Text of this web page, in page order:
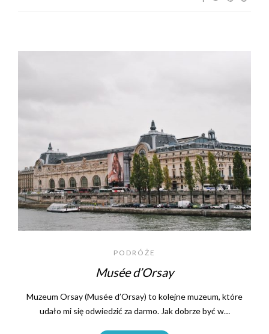
PODRÓŻE
Musée d’Orsay
Muzeum Orsay (Musée d’Orsay) to kolejne muzeum, które
udało mi się odwiedzić za darmo. Jak dobrze być w…